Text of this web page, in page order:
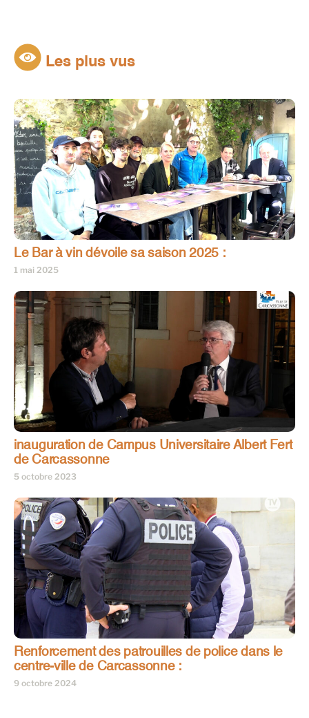
Les plus vus
Le Bar à vin dévoile sa saison 2025 :
1 mai 2025
inauguration de Campus Universitaire Albert Fert
de Carcassonne
5 octobre 2023
Renforcement des patrouilles de police dans le
centre-ville de Carcassonne :
9 octobre 2024